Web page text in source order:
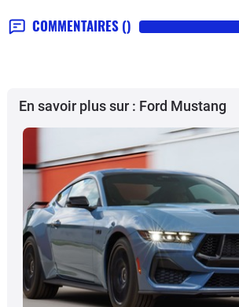
COMMENTAIRES ()
En savoir plus sur : Ford Mustang